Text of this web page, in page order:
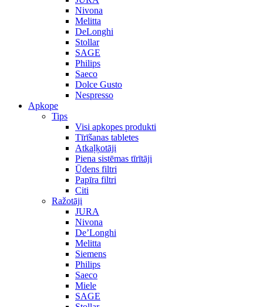
Nivona
Melitta
DeLonghi
Stollar
SAGE
Philips
Saeco
Dolce Gusto
Nespresso
Apkope
Tips
Visi apkopes produkti
Tīrīšanas tabletes
Atkaļķotāji
Piena sistēmas tīrītāji
Ūdens filtri
Papīra filtri
Citi
Ražotāji
JURA
Nivona
De’Longhi
Melitta
Siemens
Philips
Saeco
Miele
SAGE